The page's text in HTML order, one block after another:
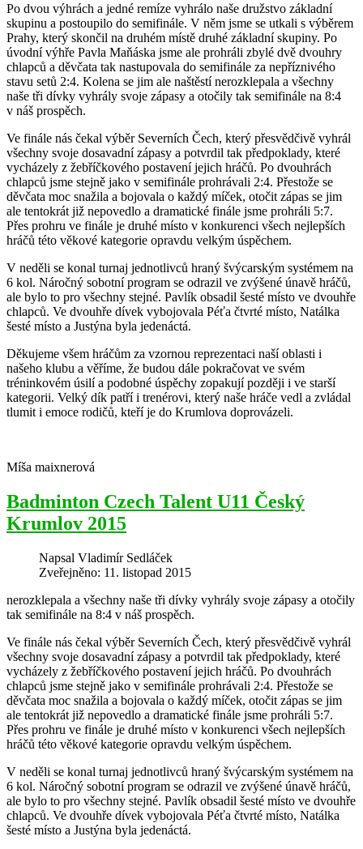
Po dvou výhrách a jedné remíze vyhrálo naše družstvo základní
skupinu a postoupilo do semifinále. V něm jsme se utkali s výběrem
Prahy, který skončil na druhém místě druhé základní skupiny. Po
úvodní výhře Pavla Maňáska jsme ale prohráli zbylé dvě dvouhry
chlapců a děvčata tak nastupovala do semifinále za nepříznivého
stavu setů 2:4. Kolena se jim ale naštěstí nerozklepala a všechny
naše tři dívky vyhrály svoje zápasy a otočily tak semifinále na 8:4
v náš prospěch.
Ve finále nás čekal výběr Severních Čech, který přesvědčivě vyhrál
všechny svoje dosavadní zápasy a potvrdil tak předpoklady, které
vycházely z žebříčkového postavení jejich hráčů. Po dvouhrách
chlapců jsme stejně jako v semifinále prohrávali 2:4. Přestože se
děvčata moc snažila a bojovala o každý míček, otočit zápas se jim
ale tentokrát již nepovedlo a dramatické finále jsme prohráli 5:7.
Přes prohru ve finále je druhé místo v konkurenci všech nejlepších
hráčů této věkové kategorie opravdu velkým úspěchem.
V neděli se konal turnaj jednotlivců hraný švýcarským systémem na
6 kol. Náročný sobotní program se odrazil ve zvýšené únavě hráčů,
ale bylo to pro všechny stejné. Pavlík obsadil šesté místo ve dvouhře
chlapců. Ve dvouhře dívek vybojovala Péťa čtvrté místo, Natálka
šesté místo a Justýna byla jedenáctá.
Děkujeme všem hráčům za vzornou reprezentaci naší oblasti i
našeho klubu a věříme, že budou dále pokračovat ve svém
tréninkovém úsilí a podobné úspěchy zopakují později i ve starší
kategorii. Velký dík patří i trenérovi, který naše hráče vedl a zvládal
tlumit i emoce rodičů, kteří je do Krumlova doprovázeli.
Míša maixnerová
Badminton Czech Talent U11 Český
Krumlov 2015
Napsal Vladimír Sedláček
Zveřejněno: 11. listopad 2015
nerozklepala a všechny naše tři dívky vyhrály svoje zápasy a otočily
tak semifinále na 8:4 v náš prospěch.
Ve finále nás čekal výběr Severních Čech, který přesvědčivě vyhrál
všechny svoje dosavadní zápasy a potvrdil tak předpoklady, které
vycházely z žebříčkového postavení jejich hráčů. Po dvouhrách
chlapců jsme stejně jako v semifinále prohrávali 2:4. Přestože se
děvčata moc snažila a bojovala o každý míček, otočit zápas se jim
ale tentokrát již nepovedlo a dramatické finále jsme prohráli 5:7.
Přes prohru ve finále je druhé místo v konkurenci všech nejlepších
hráčů této věkové kategorie opravdu velkým úspěchem.
V neděli se konal turnaj jednotlivců hraný švýcarským systémem na
6 kol. Náročný sobotní program se odrazil ve zvýšené únavě hráčů,
ale bylo to pro všechny stejné. Pavlík obsadil šesté místo ve dvouhře
chlapců. Ve dvouhře dívek vybojovala Péťa čtvrté místo, Natálka
šesté místo a Justýna byla jedenáctá.